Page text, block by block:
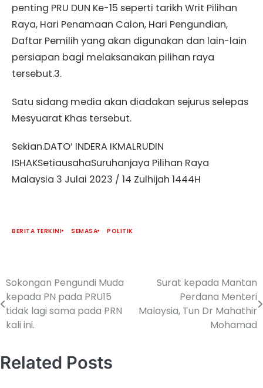
penting PRU DUN Ke-15 seperti tarikh Writ Pilihan
Raya, Hari Penamaan Calon, Hari Pengundian,
Daftar Pemilih yang akan digunakan dan lain-lain
persiapan bagi melaksanakan pilihan raya
tersebut.3.
Satu sidang media akan diadakan sejurus selepas
Mesyuarat Khas tersebut.
Sekian.DATO’ INDERA IKMALRUDIN
ISHAKSetiausahaSuruhanjaya Pilihan Raya
Malaysia 3 Julai 2023 / 14 Zulhijah 1444H
BERITA TERKINI SEMASA POLITIK
Sokongan Pengundi Muda
kepada PN pada PRU15
tidak lagi sama pada PRN
kali ini.
Surat kepada Mantan
Perdana Menteri
Malaysia, Tun Dr Mahathir
Mohamad
Related Posts